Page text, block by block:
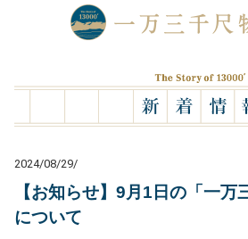
2024/08/29/
【お知らせ】9月1日の「一万
について